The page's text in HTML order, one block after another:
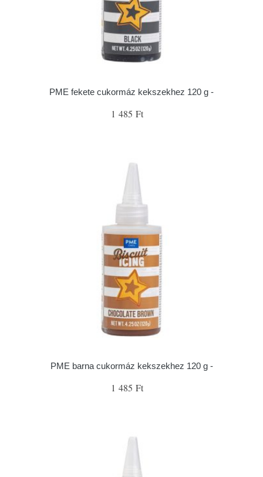
PME fekete cukormáz kekszekhez 120 g -
1 485 Ft
PME barna cukormáz kekszekhez 120 g -
1 485 Ft